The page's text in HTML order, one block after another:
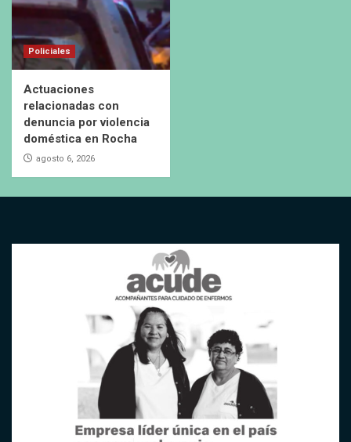
Policiales
Actuaciones
relacionadas con
denuncia por violencia
doméstica en Rocha
agosto 6, 2026